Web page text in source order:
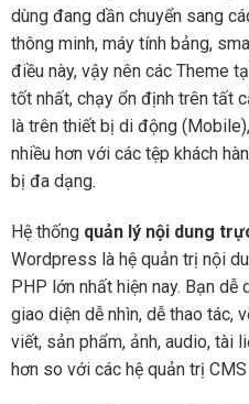
dùng đang dần chuyển sang
thông minh, máy tính bảng,
điều này, vậy nên các Theme
tốt nhất, chạy ổn định trên tất
là trên thiết bị di động
nhiều hơn với các tệp khách
bị đa dạng.
Hệ thống quản lý nội dung
Wordpress là hệ quản trị nội
PHP lớn nhất hiện nay. Bạn
giao diện dễ nhìn, dễ thao tác,
viết, sản phẩm, ảnh, audio, tài
hơn so với các hệ quản trị CMS